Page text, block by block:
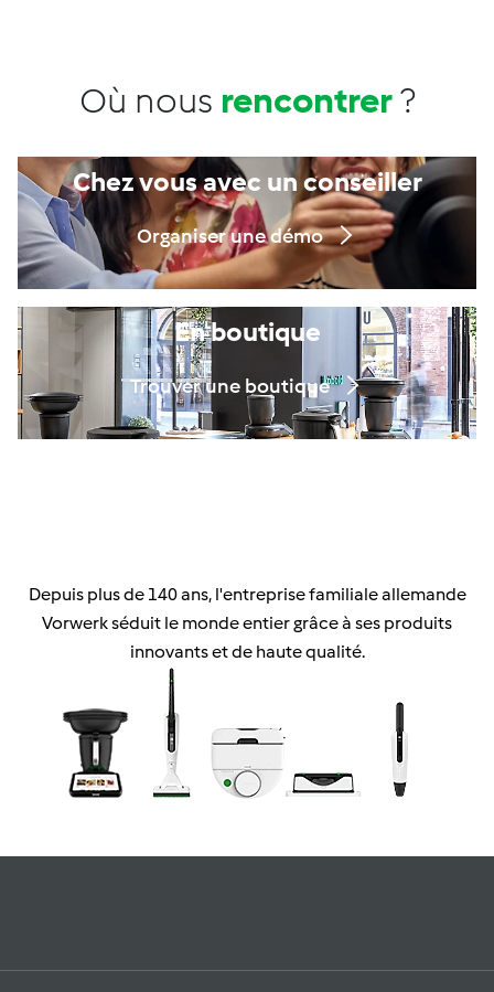
Où nous rencontrer?
Chez vous avec un conseiller
Organiser une démo
En boutique
Trouver une boutique
Depuis plus de 140 ans, l'entreprise familiale allemande
Vorwerk séduit le monde entier grâce à ses produits
innovants et de haute qualité.